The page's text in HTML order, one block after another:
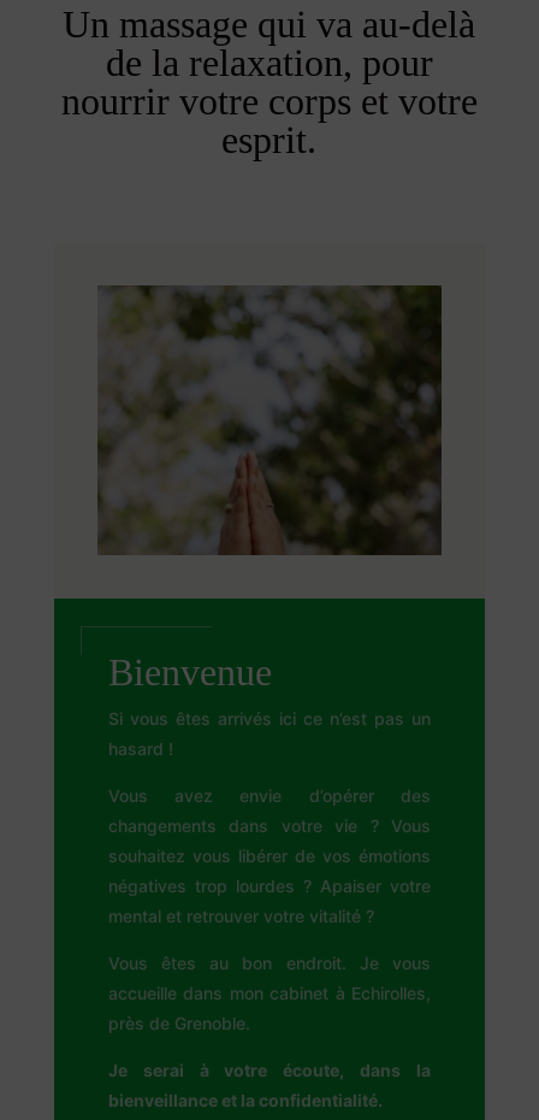
Un massage qui va au-delà
de la relaxation, pour
nourrir votre corps et votre
esprit.
Bienvenue
Si vous êtes arrivés ici ce n’est pas un
hasard !
Vous avez envie d’opérer des
changements dans votre vie ? Vous
souhaitez vous libérer de vos émotions
négatives trop lourdes ? Apaiser votre
mental et retrouver votre vitalité ?
Vous êtes au bon endroit. Je vous
accueille dans mon cabinet à Echirolles,
près de Grenoble.
Je serai à votre écoute, dans la
bienveillance et la confidentialité.